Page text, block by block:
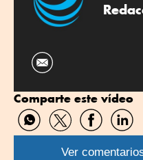
Comparte este vídeo
Compartir
por
WhatsApp
Compartir
por
Twitter
Compartir
por
Facebook
por
Ver